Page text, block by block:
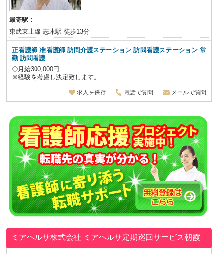
最寄駅：
東武東上線 志木駅 徒歩13分
正看護師 准看護師 訪問介護ステーション 訪問看護ステーション 常
勤 訪問看護
◇月給300,000円
※経験を考慮し決定致します。
求人を保存 電話で質問 メールで質問
ミアヘルサ株式会社 ミアヘルサ定期巡回サービス朝霞